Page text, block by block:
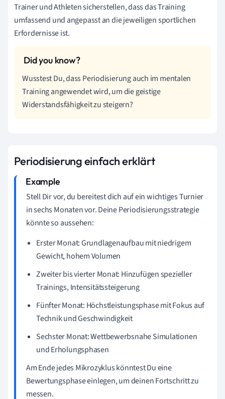
Trainer und Athleten sicherstellen, dass das Training
umfassend und angepasst an die jeweiligen sportlichen
Erfordernisse ist.
Wusstest Du, dass Periodisierung auch im mentalen
Training angewendet wird, um die geistige
Widerstandsfähigkeit zu steigern?
Periodisierung einfach erklärt
Stell Dir vor, du bereitest dich auf ein wichtiges Turnier
in sechs Monaten vor. Deine Periodisierungsstrategie
könnte so aussehen:
Erster Monat: Grundlagenaufbau mit niedrigem
Gewicht, hohem Volumen
Zweiter bis vierter Monat: Hinzufügen spezieller
Trainings, Intensitätssteigerung
Fünfter Monat: Höchstleistungsphase mit Fokus auf
Technik und Geschwindigkeit
Sechster Monat: Wettbewerbsnahe Simulationen
und Erholungsphasen
Am Ende jedes Mikrozyklus könntest Du eine
Bewertungsphase einlegen, um deinen Fortschritt zu
messen.